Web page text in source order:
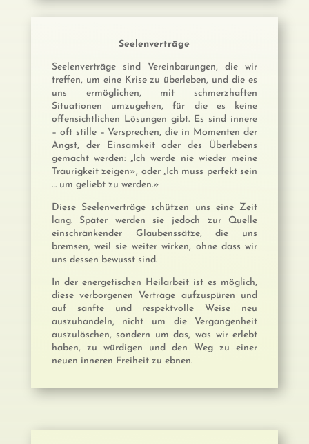
Seelenverträge
Seelenverträge sind Vereinbarungen, die wir
treffen, um eine Krise zu überleben, und die es
uns ermöglichen, mit schmerzhaften
Situationen umzugehen, für die es keine
offensichtlichen Lösungen gibt. Es sind innere
– oft stille – Versprechen, die in Momenten der
Angst, der Einsamkeit oder des Überlebens
gemacht werden: „Ich werde nie wieder meine
Traurigkeit zeigen», oder „Ich muss perfekt sein
… um geliebt zu werden.»
Diese Seelenverträge schützen uns eine Zeit
lang. Später werden sie jedoch zur Quelle
einschränkender Glaubenssätze, die uns
bremsen, weil sie weiter wirken, ohne dass wir
uns dessen bewusst sind.
In der energetischen Heilarbeit ist es möglich,
diese verborgenen Verträge aufzuspüren und
auf sanfte und respektvolle Weise neu
auszuhandeln, nicht um die Vergangenheit
auszulöschen, sondern um das, was wir erlebt
haben, zu würdigen und den Weg zu einer
neuen inneren Freiheit zu ebnen.